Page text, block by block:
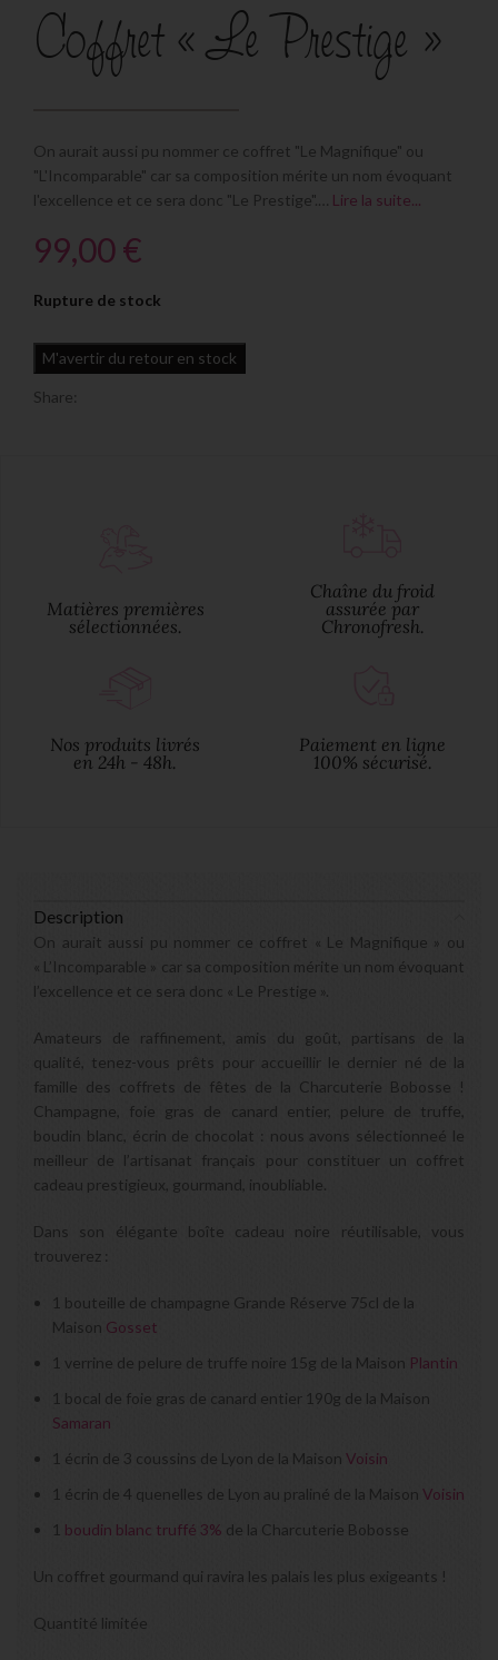
Coffret « Le Prestige »
On aurait aussi pu nommer ce coffret "Le Magnifique" ou
"L'Incomparable" car sa composition mérite un nom évoquant
l'excellence et ce sera donc "Le Prestige".…
Lire la suite...
€
Rupture de stock
Share:
Matières premières
sélectionnées.
Chaîne du froid
assurée par
Chronofresh.
Nos produits livrés
en 24h - 48h.
Paiement en ligne
100% sécurisé.
Description
On aurait aussi pu nommer ce coffret « Le Magnifique » ou
« L’Incomparable » car sa composition mérite un nom évoquant
l’excellence et ce sera donc « Le Prestige ».
Amateurs de raffinement, amis du goût, partisans de la
qualité, tenez-vous prêts pour accueillir le dernier né de la
famille des coffrets de fêtes de la Charcuterie Bobosse !
Champagne, foie gras de canard entier, pelure de truffe,
boudin blanc, écrin de chocolat : nous avons sélectionneé le
meilleur de l’artisanat français pour constituer un coffret
cadeau prestigieux, gourmand, inoubliable.
Dans son élégante boîte cadeau noire réutilisable, vous
trouverez :
1 bouteille de champagne Grande Réserve 75cl de la
Maison Gosset
1 verrine de pelure de truffe noire 15g de la Maison Plantin
1 bocal de foie gras de canard entier 190g de la Maison
Samaran
1 écrin de 3 coussins de Lyon de la Maison Voisin
1 écrin de 4 quenelles de Lyon au praliné de la Maison Voisin
1 boudin blanc truffé 3% de la Charcuterie Bobosse
Un coffret gourmand qui ravira les palais les plus exigeants !
Quantité limitée